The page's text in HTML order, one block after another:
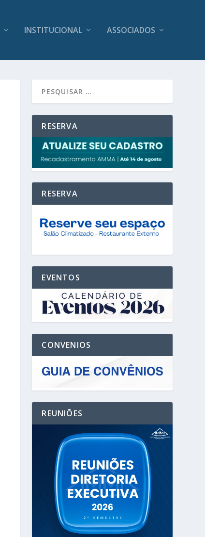
INSTITUCIONAL ASSOCIADOS
RESERVA
RESERVA
EVENTOS
CONVENIOS
REUNIÕES